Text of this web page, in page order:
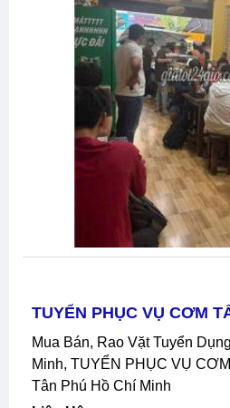
TUYỂN PHỤC VỤ CƠM
Mua Bán, Rao Vặt Tuyển Dụng Tân Phú Hồ Chí
Minh, TUYỂN PHỤC VỤ
Tân Phú Hồ Chí Minh